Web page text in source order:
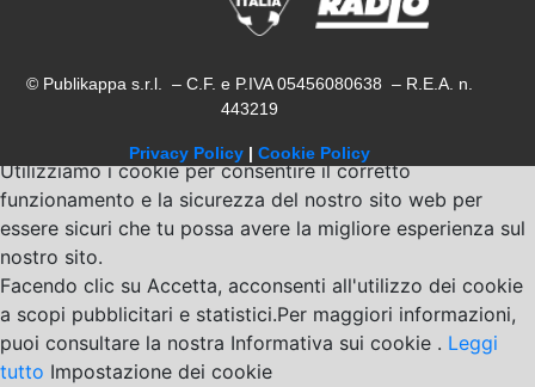
© Publikappa s.r.l. – C.F. e P.IVA 05456080638 – R.E.A. n.
443219
Privacy Policy | Cookie Policy
Utilizziamo i cookie per consentire il corretto
funzionamento e la sicurezza del nostro sito web per
essere sicuri che tu possa avere la migliore esperienza sul
nostro sito.
Facendo clic su Accetta, acconsenti all'utilizzo dei cookie
a scopi pubblicitari e statistici.Per maggiori informazioni,
puoi consultare la nostra Informativa sui cookie . Leggi
tutto Impostazione dei cookie